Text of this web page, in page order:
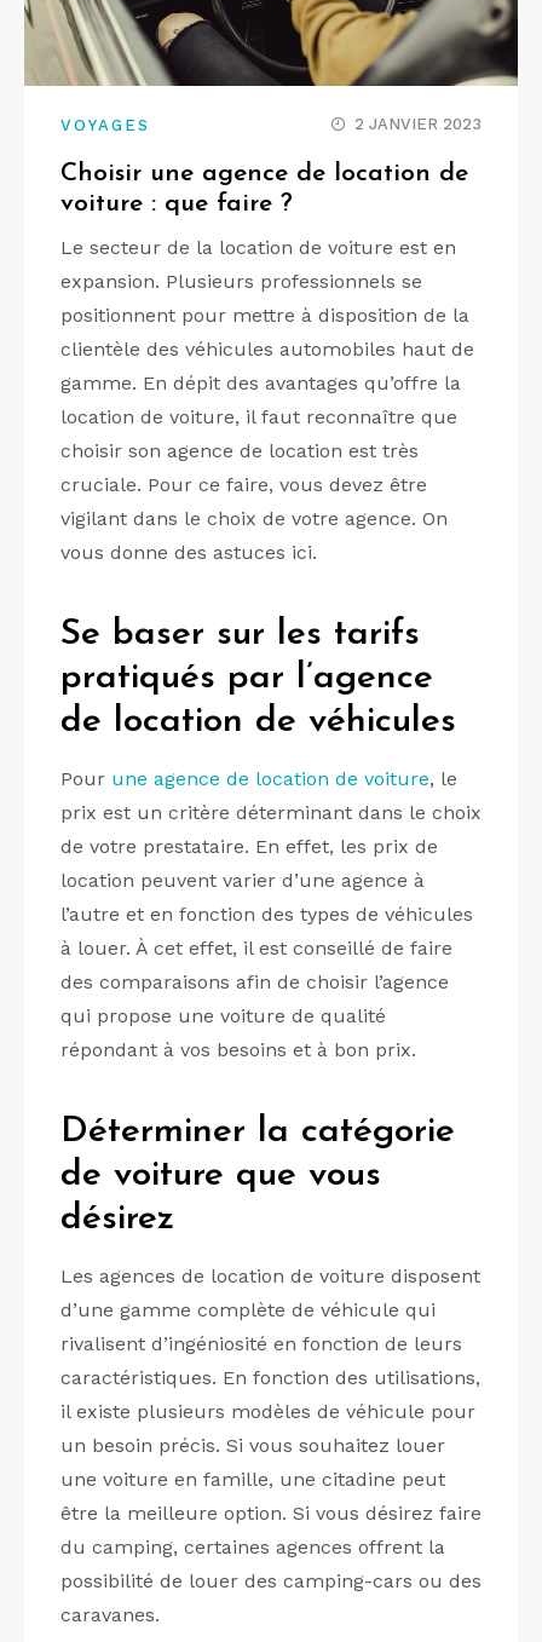
VOYAGES 2 JANVIER 2023
Choisir une agence de location de
voiture : que faire ?
Le secteur de la location de voiture est en
expansion. Plusieurs professionnels se
positionnent pour mettre à disposition de la
clientèle des véhicules automobiles haut de
gamme. En dépit des avantages qu’offre la
location de voiture, il faut reconnaître que
choisir son agence de location est très
cruciale. Pour ce faire, vous devez être
vigilant dans le choix de votre agence. On
vous donne des astuces ici.
Se baser sur les tarifs
pratiqués par l’agence
de location de véhicules
Pour une agence de location de voiture, le
prix est un critère déterminant dans le choix
de votre prestataire. En effet, les prix de
location peuvent varier d’une agence à
l’autre et en fonction des types de véhicules
à louer. À cet effet, il est conseillé de faire
des comparaisons afin de choisir l’agence
qui propose une voiture de qualité
répondant à vos besoins et à bon prix.
Déterminer la catégorie
de voiture que vous
désirez
Les agences de location de voiture disposent
d’une gamme complète de véhicule qui
rivalisent d’ingéniosité en fonction de leurs
caractéristiques. En fonction des utilisations,
il existe plusieurs modèles de véhicule pour
un besoin précis. Si vous souhaitez louer
une voiture en famille, une citadine peut
être la meilleure option. Si vous désirez faire
du camping, certaines agences offrent la
possibilité de louer des camping-cars ou des
caravanes.